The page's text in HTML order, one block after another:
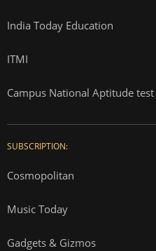
India Today Education
ITMI
Campus National Aptitude test
SUBSCRIPTION:
Cosmopolitan
Music Today
Gadgets & Gizmos